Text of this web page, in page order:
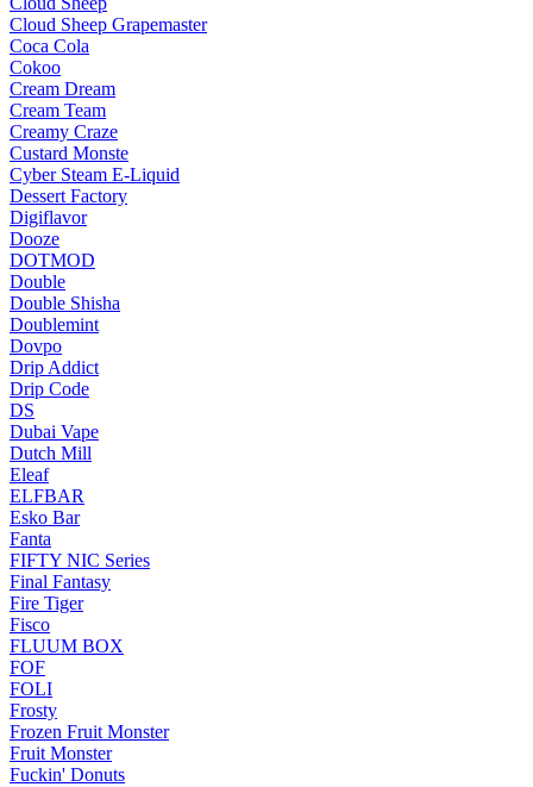
Cloud Sheep Grapemaster
Coca Cola
Cokoo
Cream Dream
Cream Team
Creamy Craze
Custard Monste
Cyber Steam E-Liquid
Dessert Factory
Digiflavor
Dooze
DOTMOD
Double
Double Shisha
Doublemint
Dovpo
Drip Addict
Drip Code
DS
Dubai Vape
Dutch Mill
Eleaf
ELFBAR
Esko Bar
Fanta
FIFTY NIC Series
Final Fantasy
Fire Tiger
Fisco
FLUUM BOX
FOF
FOLI
Frosty
Frozen Fruit Monster
Fruit Monster
Fuckin' Donuts